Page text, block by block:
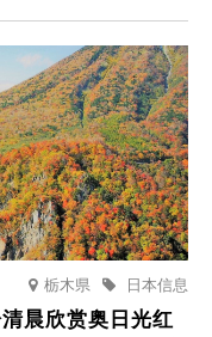
栃木県 日本信息
晨欣赏奥日光红